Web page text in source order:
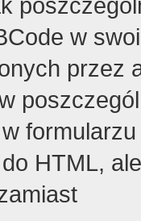
w
przez
HTML,